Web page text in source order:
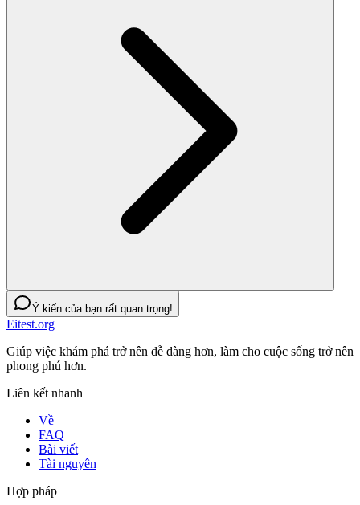
Ý kiến của bạn rất quan trọng!
Eitest.org
Giúp việc khám phá trở nên dễ dàng hơn, làm cho cuộc sống trở nên
phong phú hơn.
Liên kết nhanh
Về
FAQ
Bài viết
Tài nguyên
Hợp pháp